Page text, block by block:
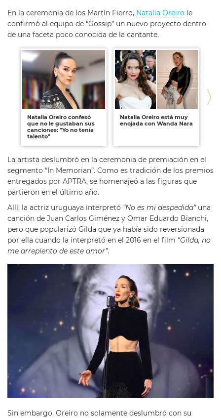
En la ceremonia de los Martín Fierro, Natalia Oreiro le
confirmó al equipo de “Gossip” un nuevo proyecto dentro
de una faceta poco conocida de la cantante.
Natalia Oreiro confesó
que no le gustaban sus
canciones: "Yo no tenía
talento"
Natalia Oreiro está muy
enojada con Wanda Nara
La artista deslumbró en la ceremonia de premiación en el
segmento “In Memorian”. Como es tradición de los premios
entregados por APTRA, se homenajeó a las figuras que
partieron en el último año.
Allí, la actriz uruguaya interpretó “No es mi despedida”una
canción de Juan Carlos Giménez y Omar Eduardo Bianchi,
pero que popularizó Gilda que ya había sido reversionada
por ella cuando la interpretó en el 2016 en el film “Gilda, no
me arrepiento de este amor”.
Sin embargo, Oreiro no solamente deslumbró con su